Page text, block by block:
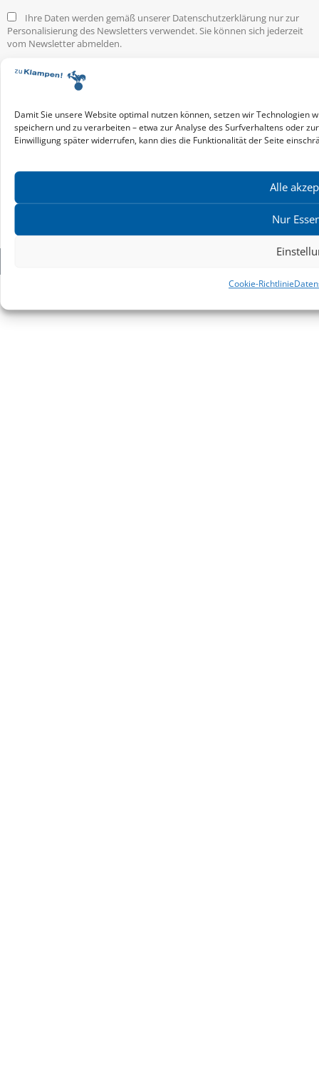
Damit Sie unsere Website optimal nutzen können, setzen wir Technologien
speichern und zu verarbeiten – etwa zur Analyse des Surfverhaltens oder
Einwilligung später widerrufen, kann dies die Funktionalität der Seite
Alle
Nur
Cookie-Richtlinie
Ihre Daten werden gemäß unserer Datenschutzerklärung nur zur
Personalisierung des Newsletters verwendet. Sie können sich jederzeit
vom Newsletter abmelden.
Service & Infos
Presseservice
Infos zur Manuskripteinreichung
Praktikumsstellen
Impressum
Produktsicherheit